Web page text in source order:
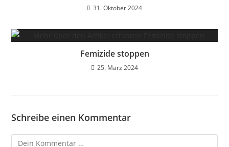
31. Oktober 2024
Femizide stoppen
25. März 2024
Schreibe einen Kommentar